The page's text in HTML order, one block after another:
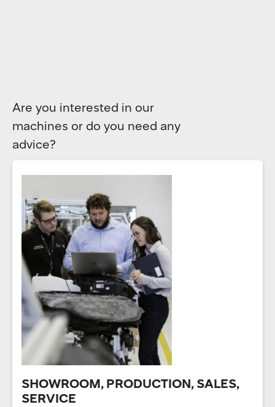
Are you interested in our
machines or do you need any
advice?
SHOWROOM, PRODUCTION, SALES,
SERVICE